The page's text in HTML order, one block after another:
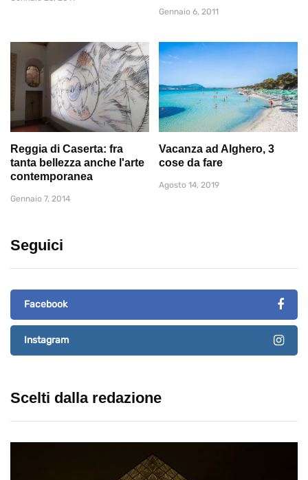
Gennaio 6, 2011
Reggia di Caserta: fra
tanta bellezza anche l'arte
contemporanea
Gennaio 7, 2014
Vacanza ad Alghero, 3
cose da fare
Agosto 14, 2019
Seguici
Facebook
Instagram
Scelti dalla redazione